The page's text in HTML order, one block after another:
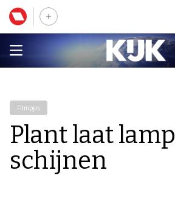
Filmpjes
Plant laat lamp
schijnen